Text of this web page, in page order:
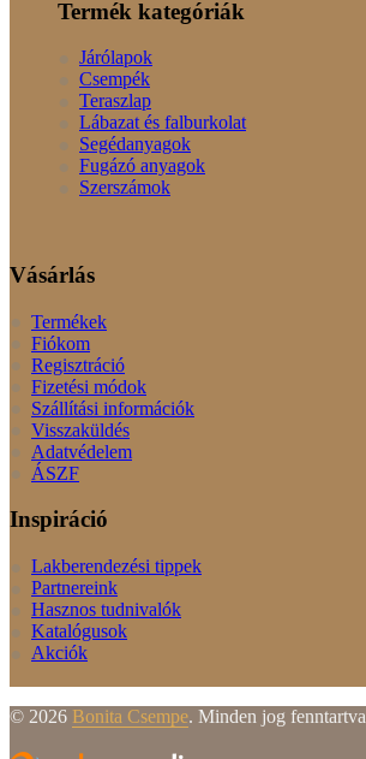
Termék kategóriák
Járólapok
Csempék
Teraszlap
Lábazat és falburkolat
Segédanyagok
Fugázó anyagok
Szerszámok
Vásárlás
Termékek
Fiókom
Regisztráció
Fizetési módok
Szállítási információk
Visszaküldés
Adatvédelem
ÁSZF
Inspiráció
Lakberendezési tippek
Partnereink
Hasznos tudnivalók
Katalógusok
Akciók
© 2026 Bonita Csempe. Minden jog fenntartva